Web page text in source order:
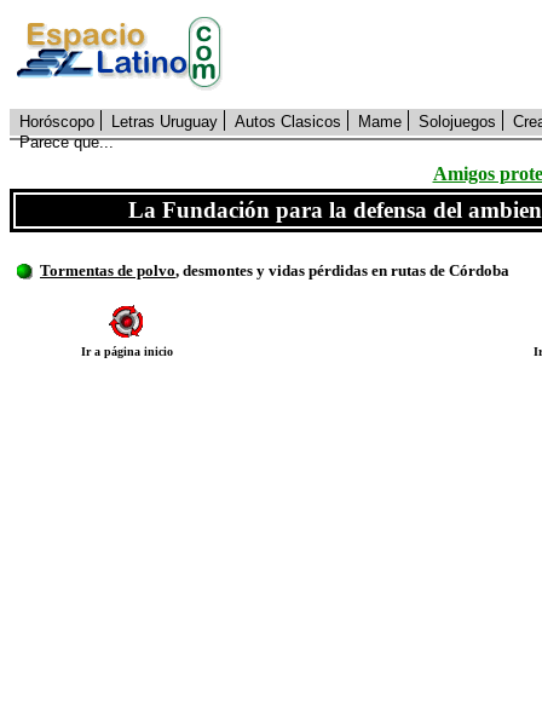
Horóscopo Letras Uruguay Autos Clasicos Mame Solojuegos
Parece que...
Amigos
La Fundación para la defensa del
Tormentas de polvo, desmontes y vidas pérdidas en rutas de Córdoba
Ir a página inicio